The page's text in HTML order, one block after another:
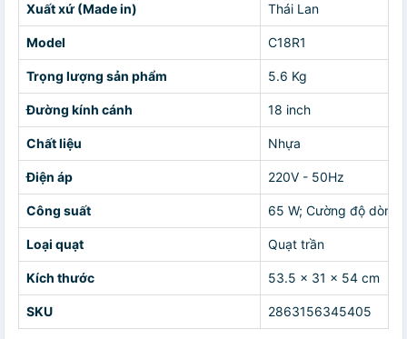
Xuất xứ (Made in) Thái Lan
Model C18R1
Trọng lượng sản phẩm 5.6 Kg
Đường kính cánh 18 inch
Chất liệu Nhựa
Điện áp 220V - 50Hz
Công suất 65 W; Cường độ dòng
Loại quạt Quạt trần
Kích thước 53.5 x 31 x 54 cm
SKU 2863156345405